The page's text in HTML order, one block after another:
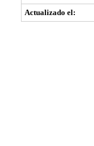
Actualizado el: